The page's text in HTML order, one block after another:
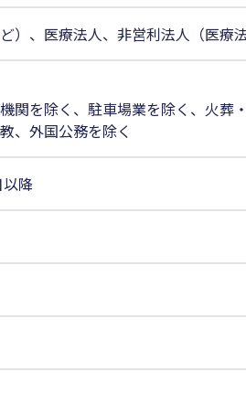
）、医療法人、非営利法人（医療
関を除く、駐車場業を除く、火葬
、外国公務を除く
降